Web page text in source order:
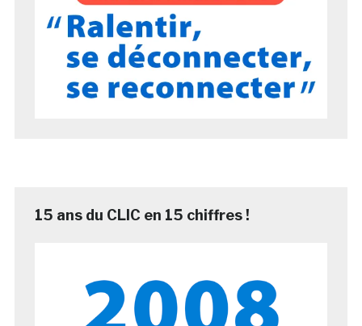
15 ans du CLIC en 15 chiffres !